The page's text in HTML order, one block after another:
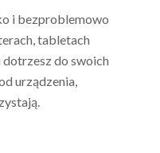
i bezproblemowo
tabletach
do swoich
urządzenia,